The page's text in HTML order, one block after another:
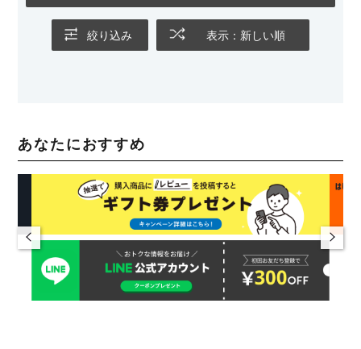
絞り込み 表示：新しい順
あなたにおすすめ